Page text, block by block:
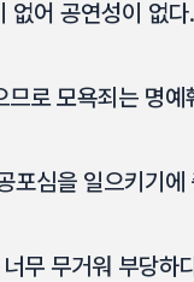
없어 공연성이 없다.
로 모욕죄는 명
포심을 일으키기
무 무거워 부당하